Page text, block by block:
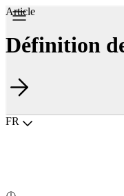
Choisir la langue
FR
Article
Définition